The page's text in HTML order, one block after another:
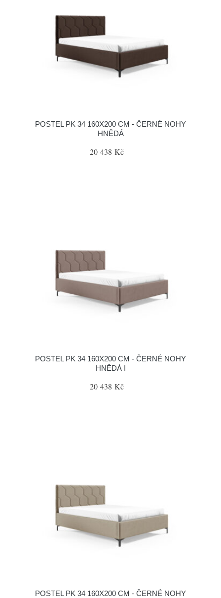
POSTEL PK 34 160X200 CM - ČERNÉ NOHY
HNĚDÁ
20 438 Kč
POSTEL PK 34 160X200 CM - ČERNÉ NOHY
HNĚDÁ I
20 438 Kč
POSTEL PK 34 160X200 CM - ČERNÉ NOHY